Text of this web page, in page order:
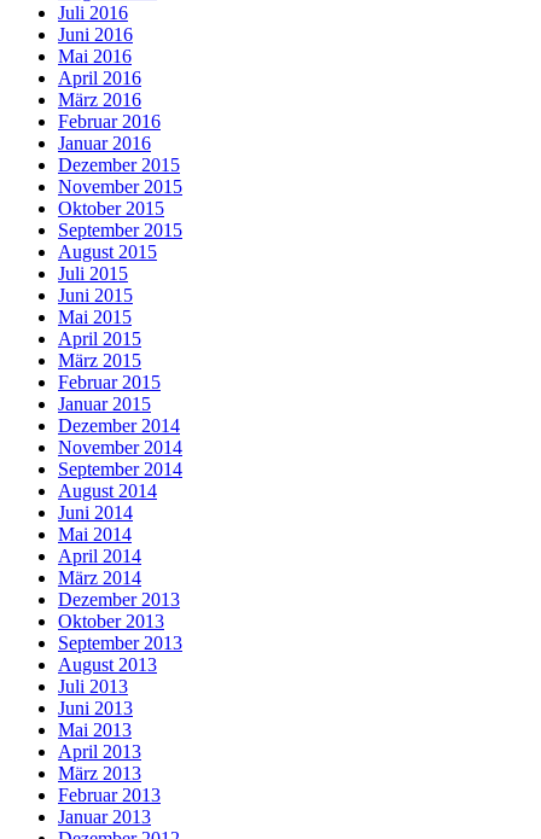
Juli 2016
Juni 2016
Mai 2016
April 2016
März 2016
Februar 2016
Januar 2016
Dezember 2015
November 2015
Oktober 2015
September 2015
August 2015
Juli 2015
Juni 2015
Mai 2015
April 2015
März 2015
Februar 2015
Januar 2015
Dezember 2014
November 2014
September 2014
August 2014
Juni 2014
Mai 2014
April 2014
März 2014
Dezember 2013
Oktober 2013
September 2013
August 2013
Juli 2013
Juni 2013
Mai 2013
April 2013
März 2013
Februar 2013
Januar 2013